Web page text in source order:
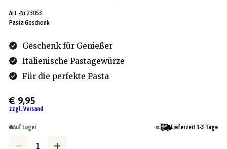
Art.-Nr.23053
Pasta Geschenk
Geschenk für Genießer
Italienische Pastagewürze
Für die perfekte Pasta
€ 9,95
zzgl. Versand
Auf Lager Lieferzeit 1-3 Tage